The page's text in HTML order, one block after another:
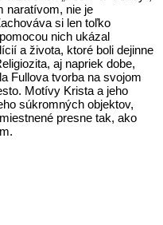
naratívom, nie je
si len toľko
nich ukázal
a života, ktoré boli dejinne
aj napriek dobe,
Fullova tvorba na svojom
Motívy Krista a jeho
súkromných objektov,
presne tak, ako